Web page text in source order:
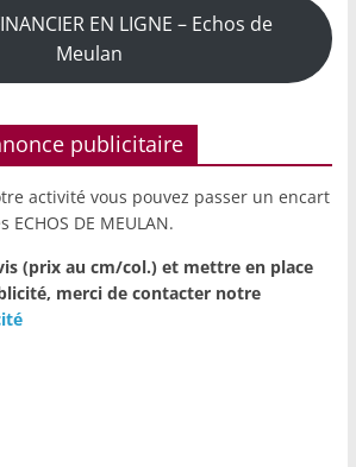
EN LIGNE – Echos de
Meulan
publicitaire
activité vous pouvez passer un encart
DE MEULAN.
(prix au cm/col.) et mettre en place
merci de contacter notre